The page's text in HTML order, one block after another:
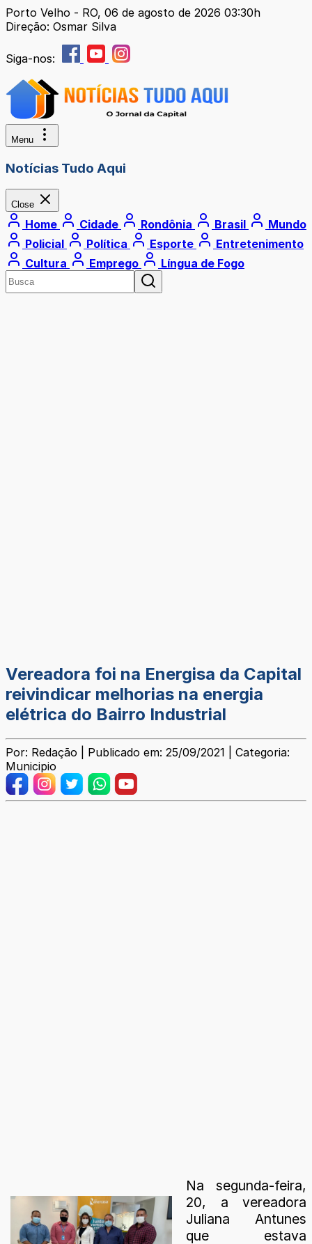
Porto Velho - RO, 06 de agosto de 2026 03:30h
Direção: Osmar Silva
Siga-nos:
Menu
Notícias Tudo Aqui
Close
Home Cidade Rondônia Brasil
Mundo
Policial
Política Esporte
Entretenimento
Cultura
Emprego Língua de Fogo
Vereadora foi na Energisa da Capital
reivindicar melhorias na energia
elétrica do Bairro Industrial
Por: Redação | Publicado em: 25/09/2021 | Categoria:
Municipio
Na segunda-feira,
20, a vereadora
Juliana Antunes
que estava